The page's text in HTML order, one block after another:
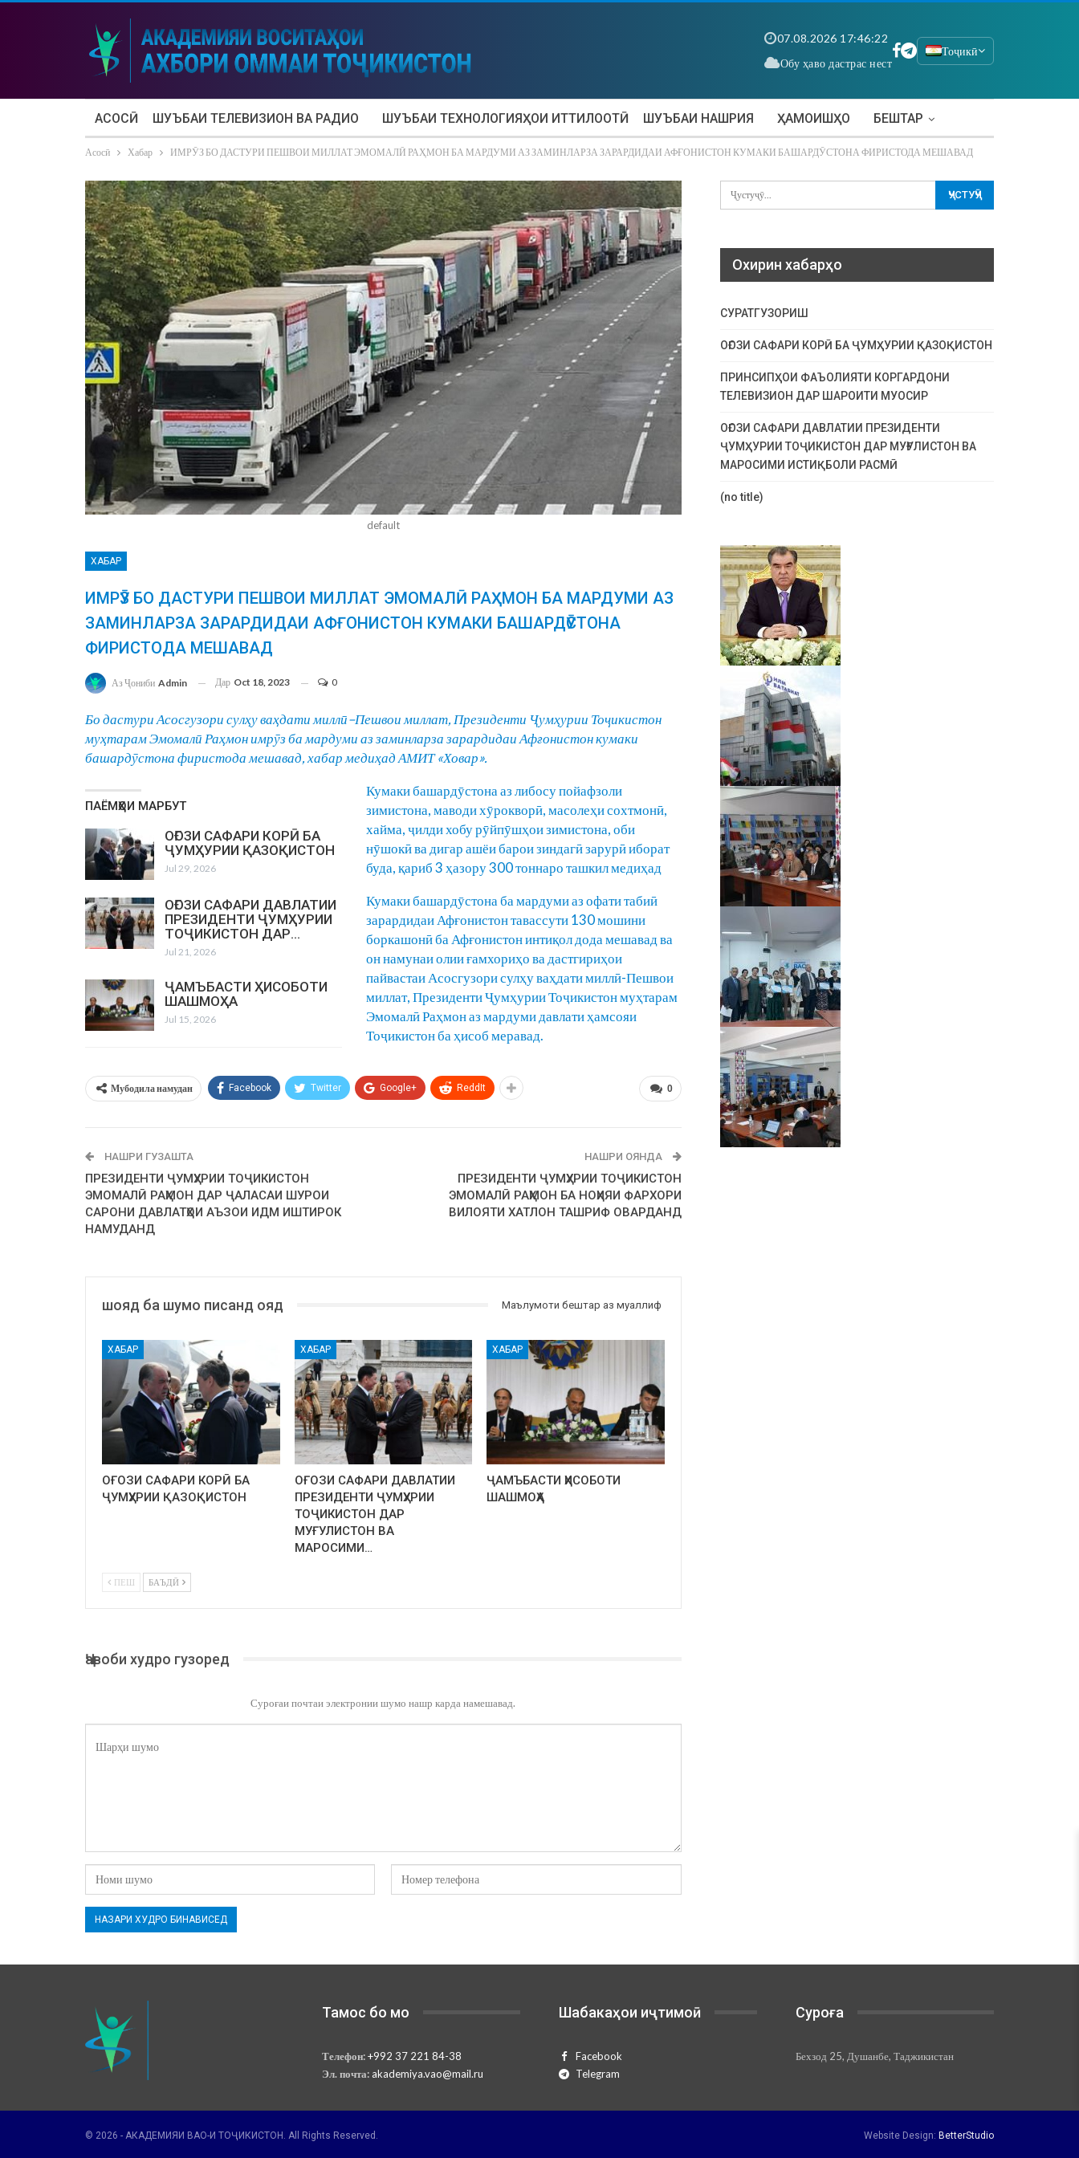
07.08.2026 17:46:22
Обу ҳаво дастрас нест
Тоҷикӣ
АСОСӢ ШУЪБАИ ТЕЛЕВИЗИОН ВА РАДИО ШУЪБАИ ТЕХНОЛОГИЯҲОИ ИТТИЛООТӢ ШУЪБАИ НАШРИЯ ҲАМОИШҲО БЕШТАР
Асосӣ Хабар ИМРӮЗ БО ДАСТУРИ ПЕШВОИ МИЛЛАТ ЭМОМАЛӢ РАҲМОН БА МАРДУМИ АЗ ЗАМИНЛАРЗА ЗАРАРДИДАИ АФҒОНИСТОН КУМАКИ БАШАРДӮСТОНА ФИРИСТОДА МЕШАВАД
default
ХАБАР
ИМРӮЗ БО ДАСТУРИ ПЕШВОИ МИЛЛАТ ЭМОМАЛӢ РАҲМОН БА МАРДУМИ АЗ
ЗАМИНЛАРЗА ЗАРАРДИДАИ АФҒОНИСТОН КУМАКИ БАШАРДӮСТОНА
ФИРИСТОДА МЕШАВАД
Аз Ҷониби Admin Дар Oct 18, 2023 0
Бо дастури Асосгузори сулҳуваҳдатимиллӣ–Пешвоимиллат,Президенти Ҷумҳурии Тоҷикистон
муҳтарамЭмомалӣРаҳмонимрӯзбамардумиаззаминларзазарардидаиАфғонистонкумаки
башардӯстонафиристодамешавад,хабармедиҳадАМИТ «Ховар».
ПАЁМҲОИ МАРБУТ
ОҒОЗИ САФАРИ КОРӢ БА
ҶУМҲУРИИ ҚАЗОҚИСТОН
Jul 29, 2026
ОҒОЗИ САФАРИ ДАВЛАТИИ
ПРЕЗИДЕНТИ ҶУМҲУРИИ
ТОҶИКИСТОН ДАР…
Jul 21, 2026
ҶАМЪБАСТИ ҲИСОБОТИ
ШАШМОҲА
Jul 15, 2026
Кумаки башардӯстона аз либосу пойафзоли
зимистона, маводи хӯрокворӣ, масолеҳи сохтмонӣ,
хайма, ҷилди хобу рӯйпӯшҳои зимистона, оби
нӯшокӣ ва дигар ашёи барои зиндагӣ зарурӣ иборат
буда, қариб 3 ҳазору 300 тоннаро ташкил медиҳад
Кумаки башардӯстона ба мардуми аз офати табиӣ
зарардидаи Афғонистон тавассути 130 мошини
боркашонӣ ба Афғонистон интиқол дода мешавад ва
он намунаи олии ғамхориҳо ва дастгириҳои
пайвастаи Асосгузори сулҳу ваҳдати миллӣ-Пешвои
миллат, Президенти Ҷумҳурии Тоҷикистон муҳтарам
Эмомалӣ Раҳмон аз мардуми давлати ҳамсояи
Тоҷикистон ба ҳисоб меравад.
0
Мубодила намудан Facebook Twitter Google+ ReddIt
НАШРИ ГУЗАШТА
ПРЕЗИДЕНТИ ҶУМҲУРИИ ТОҶИКИСТОН
ЭМОМАЛӢ РАҲМОН ДАР ҶАЛАСАИ ШУРОИ
САРОНИ ДАВЛАТҲОИ АЪЗОИ ИДМ ИШТИРОК
НАМУДАНД
НАШРИ ОЯНДА
ПРЕЗИДЕНТИ ҶУМҲУРИИ ТОҶИКИСТОН
ЭМОМАЛӢ РАҲМОН БА НОҲИЯИ ФАРХОРИ
ВИЛОЯТИ ХАТЛОН ТАШРИФ ОВАРДАНД
шояд ба шумо писанд ояд Маълумоти бештар аз муаллиф
ХАБАР
ОҒОЗИ САФАРИ КОРӢ БА
ҶУМҲУРИИ ҚАЗОҚИСТОН
ХАБАР
ОҒОЗИ САФАРИ ДАВЛАТИИ
ПРЕЗИДЕНТИ ҶУМҲУРИИ
ТОҶИКИСТОН ДАР
МУҒУЛИСТОН ВА
МАРОСИМИ…
ХАБАР
ҶАМЪБАСТИ ҲИСОБОТИ
ШАШМОҲА
ПЕШ БАЪДӢ
Ҷавоби худро гузоред
Суроғаи почтаи электронии шумо нашр карда намешавад.
Охирин хабарҳо
СУРАТГУЗОРИШ
ОҒОЗИ САФАРИ КОРӢ БА ҶУМҲУРИИ ҚАЗОҚИСТОН
ПРИНСИПҲОИ ФАЪОЛИЯТИ КОРГАРДОНИ
ТЕЛЕВИЗИОН ДАР ШАРОИТИ МУОСИР
ОҒОЗИ САФАРИ ДАВЛАТИИ ПРЕЗИДЕНТИ
ҶУМҲУРИИ ТОҶИКИСТОН ДАР МУҒУЛИСТОН ВА
МАРОСИМИ ИСТИҚБОЛИ РАСМӢ
(no title)
Тамос бо мо
Телефон:+992 37 221 84-38
Эл. почта: akademiya.vao@mail.ru
Шабакаҳои иҷтимоӣ
Facebook
Telegram
Суроға
Бехзод 25, Душанбе, Таджикистан
© 2026 - АКАДЕМИЯИ ВАО-И ТОҶИКИСТОН. All Rights Reserved. Website Design: BetterStudio